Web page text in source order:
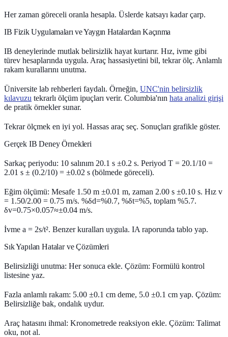
Her zaman göreceli oranla hesapla. Üslerde katsayı kadar çarp.
IB Fizik Uygulamaları ve Yaygın Hatalardan Kaçınma
IB deneylerinde mutlak belirsizlik hayat kurtarır. Hız, ivme gibi
türev hesaplarında uygula. Araç hassasiyetini bil, tekrar ölç. Anlamlı
rakam kurallarını unutma.
Üniversite lab rehberleri faydalı. Örneğin, UNC'nin belirsizlik
kılavuzu tekrarlı ölçüm ipuçları verir. Columbia'nın hata analizi girişi
de pratik örnekler sunar.
Tekrar ölçmek en iyi yol. Hassas araç seç. Sonuçları grafikle göster.
Gerçek IB Deney Örnekleri
Sarkaç periyodu: 10 salınım 20.1 s ±0.2 s. Periyod T = 20.1/10 =
2.01 s ± (0.2/10) = ±0.02 s (bölmede göreceli).
Eğim ölçümü: Mesafe 1.50 m ±0.01 m, zaman 2.00 s ±0.10 s. Hız v
= 1.50/2.00 = 0.75 m/s. %δd=%0.7, %δt=%5, toplam %5.7.
δv=0.75×0.057≈±0.04 m/s.
İvme a = 2s/t². Benzer kuralları uygula. IA raporunda tablo yap.
Sık Yapılan Hatalar ve Çözümleri
Belirsizliği unutma: Her sonuca ekle. Çözüm: Formülü kontrol
listesine yaz.
Fazla anlamlı rakam: 5.00 ±0.1 cm deme, 5.0 ±0.1 cm yap. Çözüm:
Belirsizliğe bak, ondalık uydur.
Araç hatasını ihmal: Kronometrede reaksiyon ekle. Çözüm: Talimat
oku, not al.